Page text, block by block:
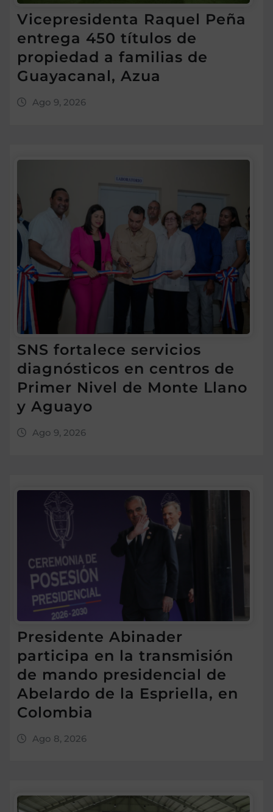
Vicepresidenta Raquel Peña
entrega 450 títulos de
propiedad a familias de
Guayacanal, Azua
Ago 9, 2026
SNS fortalece servicios
diagnósticos en centros de
Primer Nivel de Monte Llano
y Aguayo
Ago 9, 2026
Presidente Abinader
participa en la transmisión
de mando presidencial de
Abelardo de la Espriella, en
Colombia
Ago 8, 2026